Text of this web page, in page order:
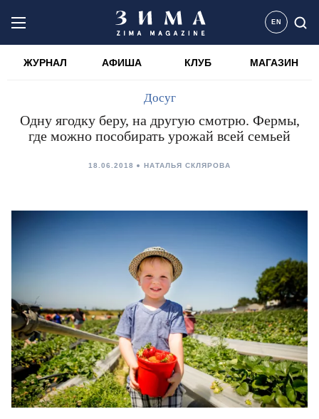
EN
ЖУРНАЛ АФИША КЛУБ МАГАЗИН
Досуг
Одну ягодку беру, на другую смотрю. Фермы,
где можно пособирать урожай всей семьей
18.06.2018 НАТАЛЬЯ СКЛЯРОВА